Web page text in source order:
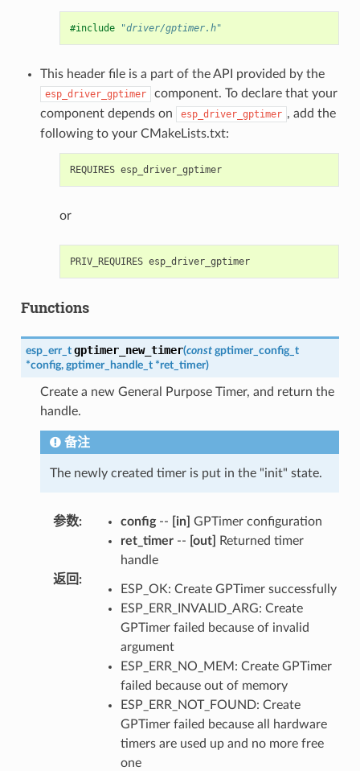
#include "driver/gptimer.h"
This header file is a part of the API provided by the
esp_driver_gptimer
component. To declare that your
component depends on
esp_driver_gptimer , add the
following to your CMakeLists.txt:
REQUIRES esp_driver_gptimer
or
PRIV_REQUIRES esp_driver_gptimer
Functions
esp_err_t gptimer_new_timer(const gptimer_config_t
*config, gptimer_handle_t *ret_timer)
Create a new General Purpose Timer, and return the
handle.
备注
The newly created timer is put in the "init" state.
参数: config-- [in] GPTimer configuration
ret_timer-- [out]
Returned timer
handle
返回:
ESP_OK: Create GPTimer successfully
ESP_ERR_INVALID_ARG: Create
GPTimer failed because of invalid
argument
ESP_ERR_NO_MEM: Create GPTimer
failed because out of memory
ESP_ERR_NOT_FOUND: Create
GPTimer failed because all hardware
timers are used up and no more free
one